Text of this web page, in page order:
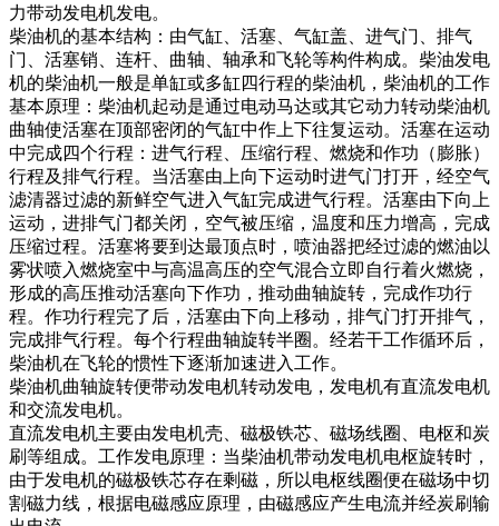
力带动发电机发电。
柴油机的基本结构：由气缸、活塞、气缸盖、进气门、排气
门、活塞销、连杆、曲轴、轴承和飞轮等构件构成。柴油发电
机的柴油机一般是单缸或多缸四行程的柴油机，柴油机的工作
基本原理：柴油机起动是通过电动马达或其它动力转动柴油机
曲轴使活塞在顶部密闭的气缸中作上下往复运动。活塞在运动
中完成四个行程：进气行程、压缩行程、燃烧和作功（膨胀）
行程及排气行程。当活塞由上向下运动时进气门打开，经空气
滤清器过滤的新鲜空气进入气缸完成进气行程。活塞由下向上
运动，进排气门都关闭，空气被压缩，温度和压力增高，完成
压缩过程。活塞将要到达最顶点时，喷油器把经过滤的燃油以
雾状喷入燃烧室中与高温高压的空气混合立即自行着火燃烧，
形成的高压推动活塞向下作功，推动曲轴旋转，完成作功行
程。作功行程完了后，活塞由下向上移动，排气门打开排气，
完成排气行程。每个行程曲轴旋转半圈。经若干工作循环后，
柴油机在飞轮的惯性下逐渐加速进入工作。
柴油机曲轴旋转便带动发电机转动发电，发电机有直流发电机
和交流发电机。
直流发电机主要由发电机壳、磁极铁芯、磁场线圈、电枢和炭
刷等组成。工作发电原理：当柴油机带动发电机电枢旋转时，
由于发电机的磁极铁芯存在剩磁，所以电枢线圈便在磁场中切
割磁力线，根据电磁感应原理，由磁感应产生电流并经炭刷输